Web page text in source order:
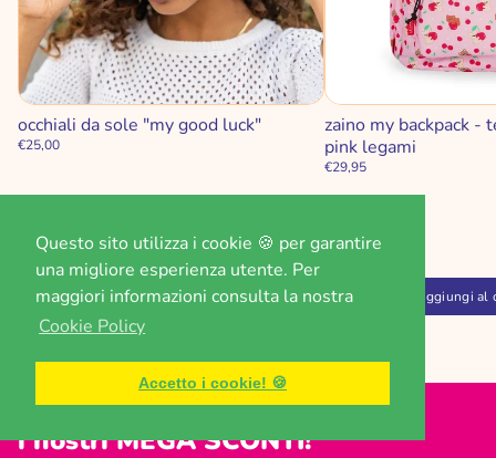
Questo sito utilizza i cookie 🍪 per garantire
una migliore esperienza utente. Per
maggiori informazioni consulta la nostra
Cookie Policy
Accetto i cookie! 🍪
occhiali da sole "my good luck"
€25,00
Aggiungi al carrello
zaino my backpack -
pink legami
€29,95
Aggiungi al
i nostri MEGA SCONTI!